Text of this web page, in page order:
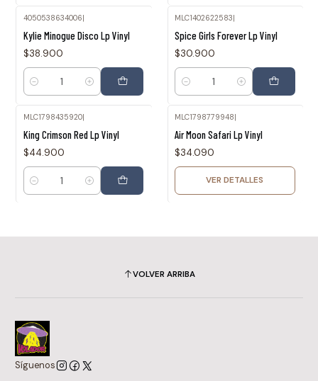
4050538634006
Kylie Minogue Disco Lp Vinyl
$38.900
Cantidad
MLC1402622583
Spice Girls Forever Lp Vinyl
$30.900
Cantidad
MLC1798435920|
King Crimson Red Lp Vinyl
$44.900
Cantidad
MLC1798779948|
Air Moon Safari Lp Vinyl
$34.090
VER DETALLES
VOLVER ARRIBA
Síguenos